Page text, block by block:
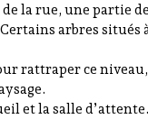
la rue, une partie
arbres
rattraper ce
et la salle